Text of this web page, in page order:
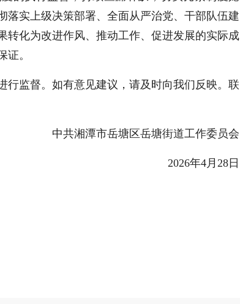
落实上级决策部署、全面从严治党、干部队伍建
转化为改进作风、推动工作、促进发展的实际成
证。
行监督。如有意见建议，请及时向我们反映。联
中共湘潭市岳塘区岳塘街道工作委员会
2026年4月 28 日